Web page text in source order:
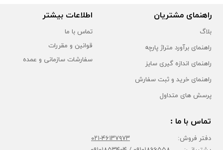
راهنمای مشتریان
بلاگ
راهنمای برآورد متراژ پارچه
راهنمای اندازه گیری سایز
راهنمای خرید و ثبت سفارش
پرسش های متداول
اطلاعات بیشتر
تماس با ما
قوانین و مقررات
سفارشات سازمانی و عمده
تماس با ما :
دفتر فروش: ۴۶۱۳۷۹۷۳-۰۲۱